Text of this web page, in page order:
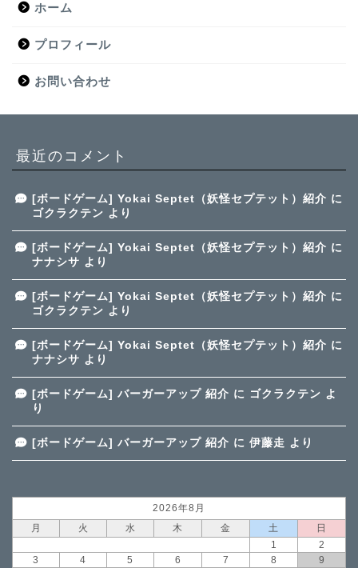
ホーム
プロフィール
お問い合わせ
最近のコメント
[ボードゲーム] Yokai Septet（妖怪セプテット）紹介 に
ゴクラクテン より
[ボードゲーム] Yokai Septet（妖怪セプテット）紹介 に
ナナシサ より
[ボードゲーム] Yokai Septet（妖怪セプテット）紹介 に
ゴクラクテン より
[ボードゲーム] Yokai Septet（妖怪セプテット）紹介 に
ナナシサ より
[ボードゲーム] バーガーアップ 紹介 に ゴクラクテン よ
り
[ボードゲーム] バーガーアップ 紹介 に 伊藤走 より
2026年8月
月
火 水 木 金 土
日
1
2
3
4 5 6 7 8 9